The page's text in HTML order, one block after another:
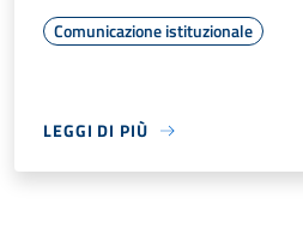
Comunicazione istituzionale
LEGGI DI PIÙ